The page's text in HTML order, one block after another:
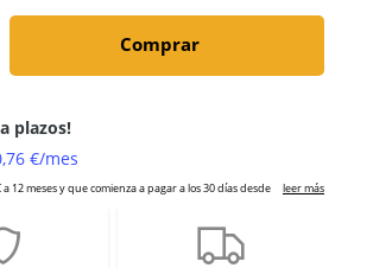
Comprar